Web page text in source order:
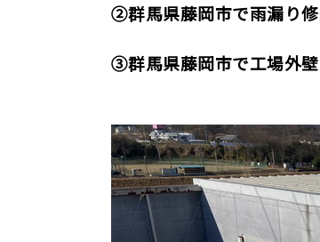
②群馬県藤岡市で雨漏り
③群馬県藤岡市で工場外